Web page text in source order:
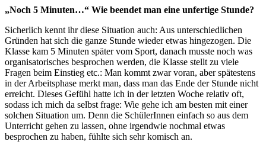
„Noch 5 Minuten…“ Wie beendet man eine unfertige Stunde?
Sicherlich kennt ihr diese Situation auch: Aus unterschiedlichen
Gründen hat sich die ganze Stunde wieder etwas hingezogen. Die
Klasse kam 5 Minuten später vom Sport, danach musste noch was
organisatorisches besprochen werden, die Klasse stellt zu viele
Fragen beim Einstieg etc.: Man kommt zwar voran, aber spätestens
in der Arbeitsphase merkt man, dass man das Ende der Stunde nicht
erreicht. Dieses Gefühl hatte ich in der letzten Woche relativ oft,
sodass ich mich da selbst frage: Wie gehe ich am besten mit einer
solchen Situation um. Denn die SchülerInnen einfach so aus dem
Unterricht gehen zu lassen, ohne irgendwie nochmal etwas
besprochen zu haben, fühlte sich sehr komisch an.